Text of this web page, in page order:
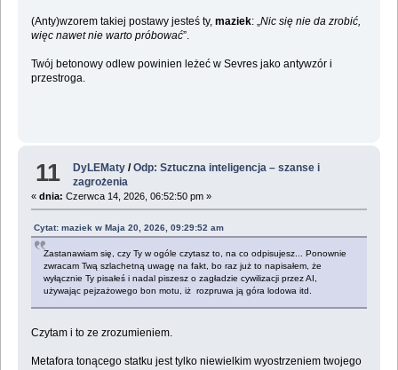
(Anty)wzorem takiej postawy jesteś ty, maziek: „ Nic się nie da zrobić,
więc nawet nie warto próbować”.
Twój betonowy odlew powinien leżeć w Sevres jako antywzór i
przestroga.
11 DyLEMaty /Odp: Sztuczna inteligencja – szanse i
zagrożenia
« dnia: Czerwca 14, 2026, 06:52:50 pm »
Cytat: maziek w Maja 20, 2026, 09:29:52 am
Zastanawiam się, czy Ty w ogóle czytasz to, na co odpisujesz... Ponownie
zwracam Twą szlachetną uwagę na fakt, bo raz już to napisałem, że
wyłącznie Ty pisałeś i nadal piszesz o zagładzie cywilizacji przez AI,
używając pejzażowego bon motu, iż rozpruwa ją góra lodowa itd.
Czytam i to ze zrozumieniem.
Metafora tonącego statku jest tylko niewielkim wyostrzeniem twojego